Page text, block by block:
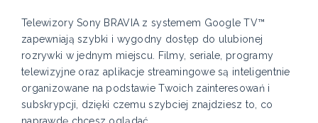
Telewizory Sony BRAVIA z systemem Google TV™
zapewniają szybki i wygodny dostęp do ulubionej
rozrywki w jednym miejscu. Filmy, seriale, programy
telewizyjne oraz aplikacje streamingowe są inteligentnie
organizowane na podstawie Twoich zainteresowań i
subskrypcji, dzięki czemu szybciej znajdziesz to, co